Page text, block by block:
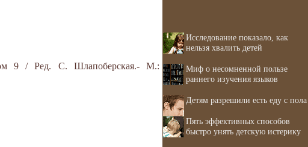
9 / Ред. С. Шлапоберская.- М.:
Исследование показало, как
нельзя хвалить детей
Миф о несомненной пользе
раннего изучения языков
Детям разрешили есть еду с пола
Пять эффективных способов
быстро унять детскую истерику